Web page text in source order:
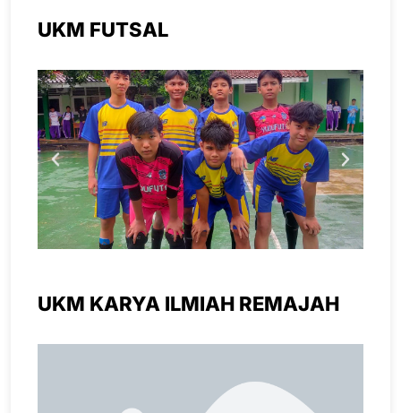
UKM FUTSAL
UKM KARYA ILMIAH REMAJAH